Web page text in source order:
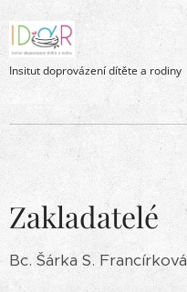
Insitut doprovázení dítěte a rodiny
Zakladatelé
Bc. Šárka S. Francírková